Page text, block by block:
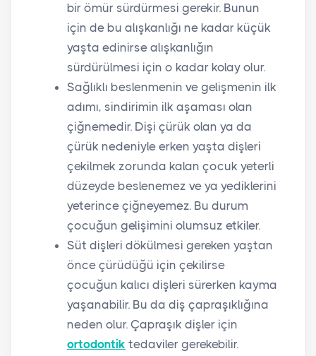
bir ömür sürdürmesi gerekir. Bunun
için de bu alışkanlığı ne kadar küçük
yaşta edinirse alışkanlığın
sürdürülmesi için o kadar kolay olur.
Sağlıklı beslenmenin ve gelişmenin ilk
adımı, sindirimin ilk aşaması olan
çiğnemedir. Dişi çürük olan ya da
çürük nedeniyle erken yaşta dişleri
çekilmek zorunda kalan çocuk yeterli
düzeyde beslenemez ve ya yediklerini
yeterince çiğneyemez. Bu durum
çocuğun gelişimini olumsuz etkiler.
Süt dişleri dökülmesi gereken yaştan
önce çürüdüğü için çekilirse
çocuğun kalıcı dişleri sürerken kayma
yaşanabilir. Bu da diş çapraşıklığına
neden olur. Çapraşık dişler için
ortodontik tedaviler gerekebilir.